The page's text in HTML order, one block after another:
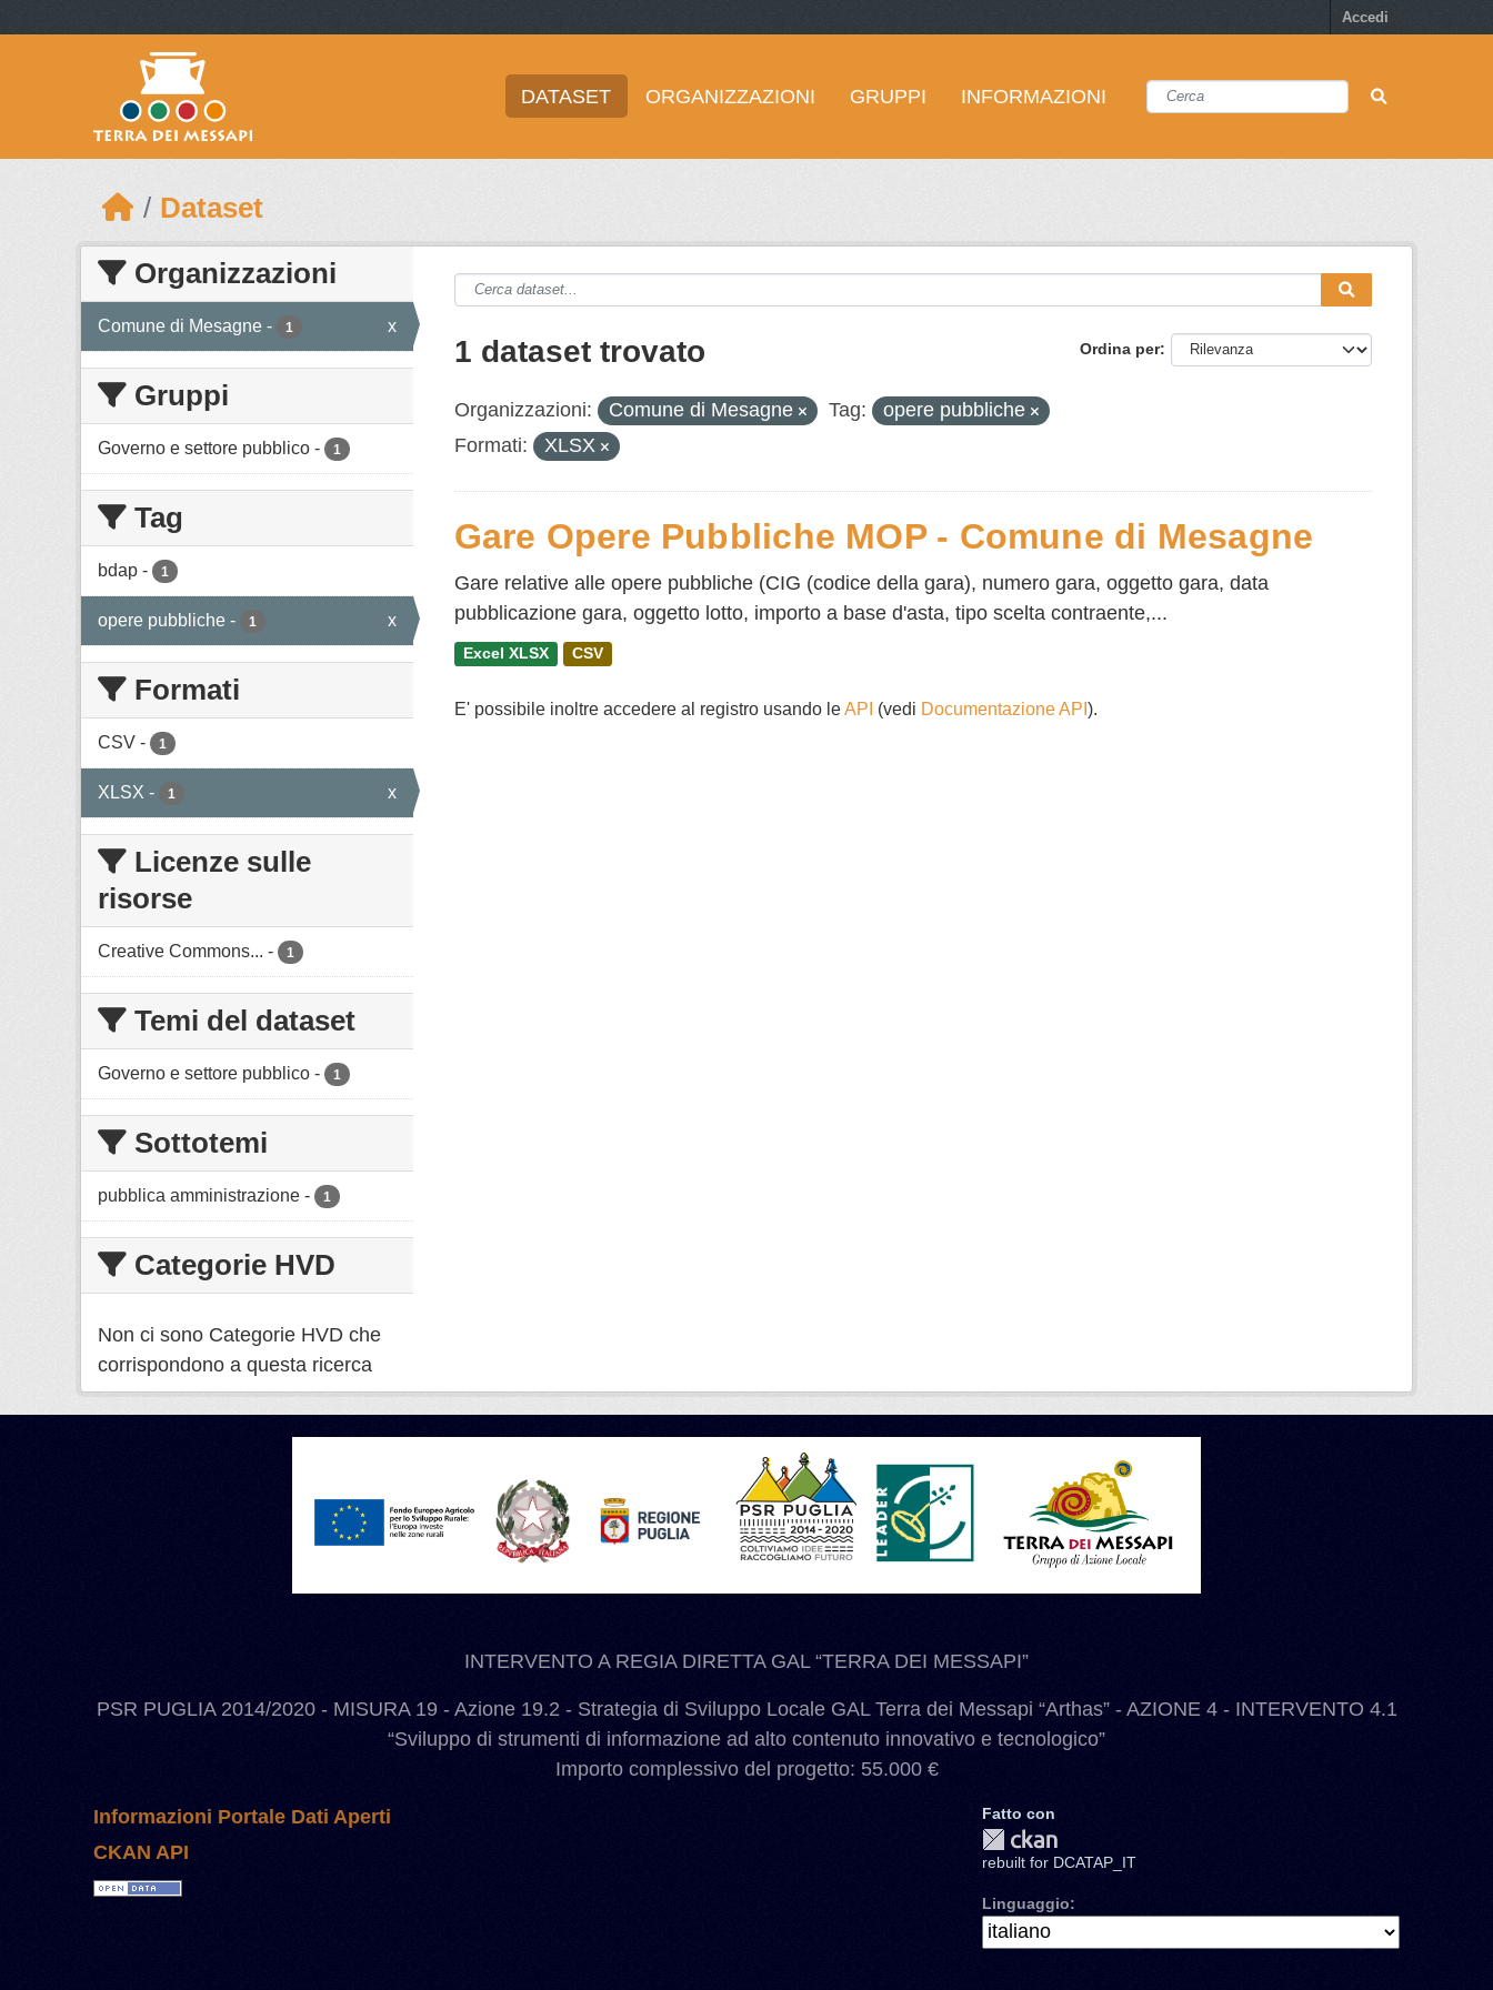
Accedi
DATASET ORGANIZZAZIONI GRUPPI INFORMAZIONI
Dataset
Organizzazioni
Comune di Mesagne - 1 x
Gruppi
Governo e settore pubblico - 1
Tag
bdap - 1
opere pubbliche - 1 x
Formati
CSV - 1
XLSX - 1 x
Licenze sulle
risorse
Creative Commons... - 1
Temi del dataset
Governo e settore pubblico - 1
Sottotemi
pubblica amministrazione - 1
Categorie HVD
Non ci sono Categorie HVD che
corrispondono a questa ricerca
Ordina per
1 dataset trovato
Organizzazioni: Comune di Mesagne Tag:
opere pubbliche
Formati:
XLSX
Gare Opere Pubbliche MOP - Comune di Mesagne
Gare relative alle opere pubbliche (CIG (codice della gara), numero gara, oggetto gara, data
pubblicazione gara, oggetto lotto, importo a base d'asta, tipo scelta contraente,...
Excel XLSX CSV
E' possibile inoltre accedere al registro usando leAPI (vedi Documentazione API ).
INTERVENTO A REGIA DIRETTA GAL “TERRA DEI MESSAPI”
PSR PUGLIA 2014/2020 - MISURA 19 - Azione 19.2 - Strategia di Sviluppo Locale GAL Terra dei Messapi “Arthas” - AZIONE 4 - INTERVENTO 4.1
“Sviluppo di strumenti di informazione ad alto contenuto innovativo e tecnologico”
Importo complessivo del progetto: 55.000 €
Informazioni Portale Dati Aperti
CKAN API
Fatto con
rebuilt for DCATAP_IT
Linguaggio